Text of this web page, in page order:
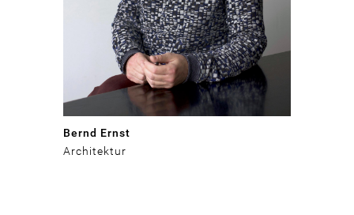
Bernd Ernst
Architektur